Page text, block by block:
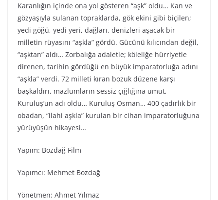
Karanlığın içinde ona yol gösteren “aşk” oldu… Kan ve
gözyaşıyla sulanan topraklarda, gök ekini gibi biçilen;
yedi göğü, yedi yeri, dağları, denizleri aşacak bir
milletin rüyasını “aşkla” gördü. Gücünü kılıcından değil,
“aşktan” aldı… Zorbalığa adaletle; köleliğe hürriyetle
direnen, tarihin gördüğü en büyük imparatorluğa adını
“aşkla” verdi. 72 milleti kıran bozuk düzene karşı
başkaldırı, mazlumların sessiz çığlığına umut,
Kuruluş’un adı oldu… Kuruluş Osman… 400 çadırlık bir
obadan, “ilahi aşkla” kurulan bir cihan imparatorluğuna
yürüyüşün hikayesi…
Yapım: Bozdağ Film
Yapımcı: Mehmet Bozdağ
Yönetmen: Ahmet Yılmaz